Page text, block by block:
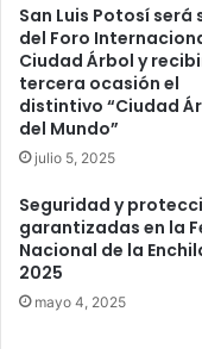
San Luis Potosí será
del Foro
Ciudad Árbol y
tercera ocasión el
distintivo “Ciudad
del Mundo”
julio 5, 2025
Seguridad y
garantizadas en la
Nacional de la
2025
mayo 4, 2025